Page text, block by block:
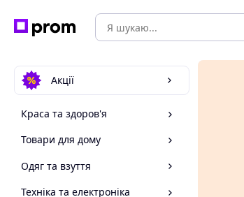
Акції
Краса та здоров'я
Товари для дому
Одяг та взуття
Техніка та електроніка